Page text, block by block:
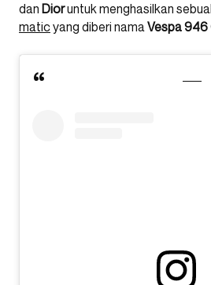
dan Dioruntuk menghasilkan
maticyang diberi namaVespa 946